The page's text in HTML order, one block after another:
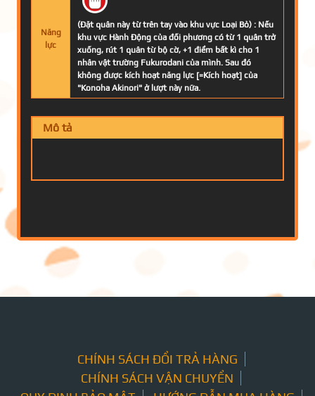
Năng
lực
(Đặt quân này từ trên tay vào khu vực Loại Bỏ) : Nếu
khu vực Hành Động của đối phương có từ 1 quân trở
xuống, rút 1 quân từ bộ cờ, +1 điểm bất kì cho 1
nhân vật trường Fukurodani của mình. Sau đó
không được kích hoạt năng lực [=Kích hoạt] của
"Konoha Akinori" ở lượt này nữa.
Mô tả
CHÍNH SÁCH ĐỔI TRẢ HÀNG
CHÍNH SÁCH VẬN CHUYỂN